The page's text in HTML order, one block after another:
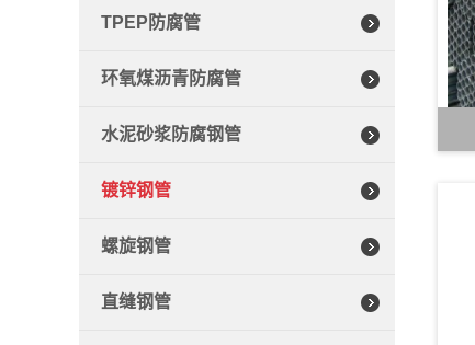
TPEP防腐管
环氧煤沥青防腐管
水泥砂浆防腐钢管
镀锌钢管
螺旋钢管
直缝钢管